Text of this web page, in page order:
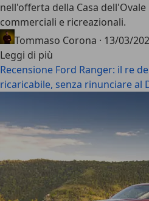
nell'offerta della Casa
commerciali e ricreazionali.
Tommaso Corona · 13/03/
Leggi di più
Recensione Ford Ranger: il re
ricaricabile, senza rinunciare al